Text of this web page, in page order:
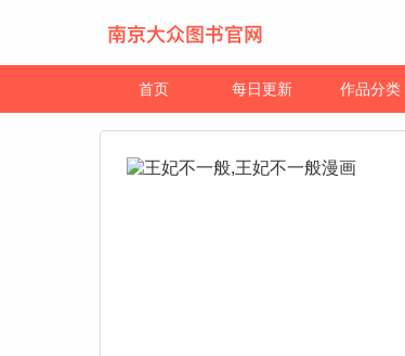
首页 每日更新 作品分类